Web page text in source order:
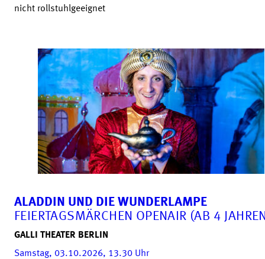
nicht rollstuhlgeeignet
ALADDIN UND DIE WUNDERLAMPE
FEIERTAGSMÄRCHEN OPENAIR (AB 4
GALLI THEATER BERLIN
Samstag, 03.10.2026, 13.30 Uhr